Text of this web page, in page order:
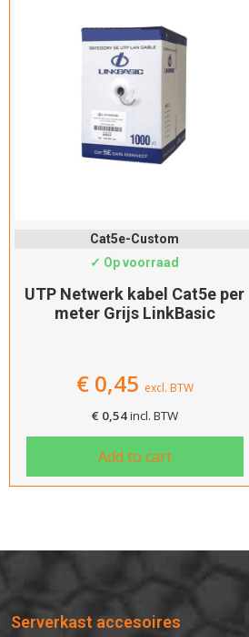
Cat5e-Custom
✓ Op voorraad
UTP Netwerk kabel Cat5e per
meter Grijs LinkBasic
€0,45 excl. BTW
€ 0,54incl. BTW
Add to cart
Serverkast accesoires